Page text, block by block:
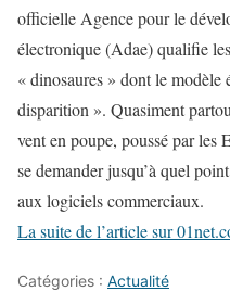
officielle Agence pour le
électronique (Adae) qualifie
« dinosaures » dont le modèle
disparition ». Quasiment
vent en poupe, poussé par les
se demander jusqu’à quel
aux logiciels commerciaux.
La suite de l’article sur
Catégories : Actualité